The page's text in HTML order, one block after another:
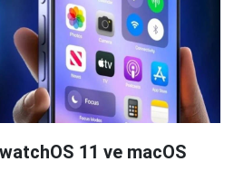
11 ve macOS